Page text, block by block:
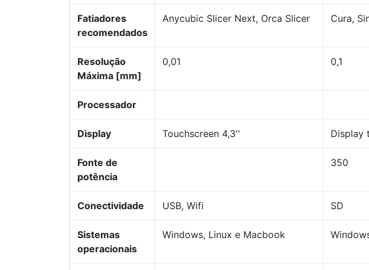
Fatiadores
recomendados
Anycubic Slicer Next, Orca Slicer Cura,
Resolução
Máxima [mm]
0,01 0,1
Processador
Display Touchscreen 4,3'' Display
Fonte de
potência
350
Conectividade USB, Wifi SD
Sistemas
operacionais
Windows, Linux e Macbook